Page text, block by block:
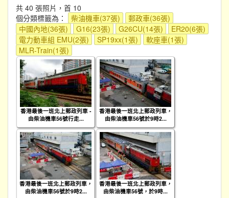
共 40 張照片，首 10
個分類標籤為：
柴油機車(37張)
郵政車(36張)
中國內地(36張)
G16(23張) G26CU(14張)
ER20(6張)
電力動車組 EMU(2張)
SP19xx(1張)
軟座車(1張)
MLR-Train(1張)
香港最後一班北上郵政列車 -
由柴油機車56號行走...
香港最後一班北上郵政列車，
由柴油機車56號於9時2...
香港最後一班北上郵政列車，
由柴油機車56號於9時2...
香港最後一班北上郵政列車，
由柴油機車56號，於9時...